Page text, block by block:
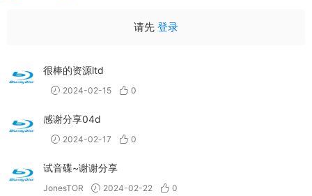
请先 登录
很棒的资源ltd
2024-02-15 0
感谢分享04d
2024-02-17 0
试音碟~谢谢分享
JonesTOR 2024-02-22 0